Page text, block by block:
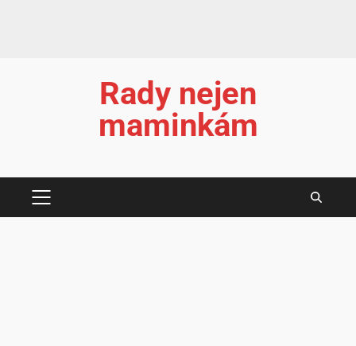
Rady nejen
maminkám